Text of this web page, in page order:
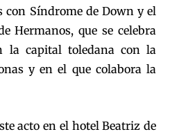
con Síndrome de Down y el
Hermanos, que se celebra
la capital toledana con la
y en el que colabora la
acto en el hotel Beatriz de